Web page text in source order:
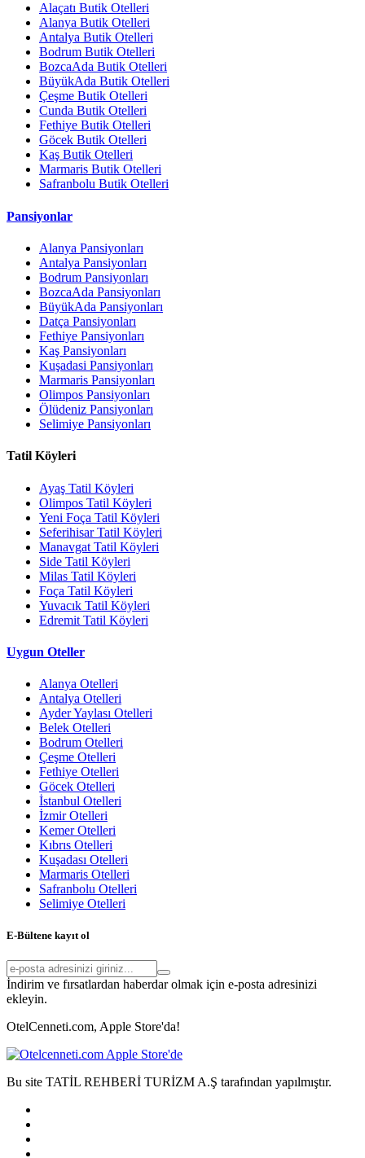
Alaçatı Butik Otelleri
Alanya Butik Otelleri
Antalya Butik Otelleri
Bodrum Butik Otelleri
BozcaAda Butik Otelleri
BüyükAda Butik Otelleri
Çeşme Butik Otelleri
Cunda Butik Otelleri
Fethiye Butik Otelleri
Göcek Butik Otelleri
Kaş Butik Otelleri
Marmaris Butik Otelleri
Safranbolu Butik Otelleri
Pansiyonlar
Alanya Pansiyonları
Antalya Pansiyonları
Bodrum Pansiyonları
BozcaAda Pansiyonları
BüyükAda Pansiyonları
Datça Pansiyonları
Fethiye Pansiyonları
Kaş Pansiyonları
Kuşadasi Pansiyonları
Marmaris Pansiyonları
Olimpos Pansiyonları
Ölüdeniz Pansiyonları
Selimiye Pansiyonları
Tatil Köyleri
Ayaş Tatil Köyleri
Olimpos Tatil Köyleri
Yeni Foça Tatil Köyleri
Seferihisar Tatil Köyleri
Manavgat Tatil Köyleri
Side Tatil Köyleri
Milas Tatil Köyleri
Foça Tatil Köyleri
Yuvacık Tatil Köyleri
Edremit Tatil Köyleri
Uygun Oteller
Alanya Otelleri
Antalya Otelleri
Ayder Yaylası Otelleri
Belek Otelleri
Bodrum Otelleri
Çeşme Otelleri
Fethiye Otelleri
Göcek Otelleri
İstanbul Otelleri
İzmir Otelleri
Kemer Otelleri
Kıbrıs Otelleri
Kuşadası Otelleri
Marmaris Otelleri
Safranbolu Otelleri
Selimiye Otelleri
E-Bültene kayıt ol
İndirim ve fırsatlardan haberdar olmak için e-posta adresinizi
ekleyin.
OtelCenneti.com, Apple Store'da!
Bu site TATİL REHBERİ TURİZM A.Ş tarafından yapılmıştır.